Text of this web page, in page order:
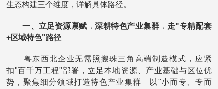
生态构建三个维度，详解具体路径。
一、立足资源禀赋，深耕特色产业集群，走"专精配套
+区域特色"路径
粤东西北企业无需照搬珠三角高端制造模式，应紧
扣"百千万工程"部署，立足本地资源、产业基础与区位优
势，聚焦细分领域打造特色产业集群，以"小而专、专而